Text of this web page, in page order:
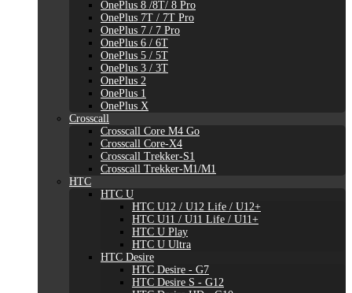
OnePlus 8 /8T/ 8 Pro
OnePlus 7T / 7T Pro
OnePlus 7 / 7 Pro
OnePlus 6 / 6T
OnePlus 5 / 5T
OnePlus 3 / 3T
OnePlus 2
OnePlus 1
OnePlus X
Crosscall
Crosscall Core M4 Go
Crosscall Core-X4
Crosscall Trekker-S1
Crosscall Trekker-M1/M1
HTC
HTC U
HTC U12 / U12 Life / U12+
HTC U11 / U11 Life / U11+
HTC U Play
HTC U Ultra
HTC Desire
HTC Desire - G7
HTC Desire S - G12